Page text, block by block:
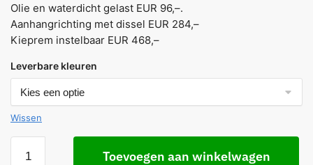
Olie en waterdicht gelast EUR 96,–.
Aanhangrichting met dissel EUR 284,–
Kieprem instelbaar EUR 468,–
Leverbare kleuren
Wissen
Toevoegen aan winkelwagen